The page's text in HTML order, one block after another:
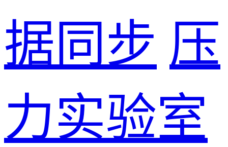
据同步 压
力实验室